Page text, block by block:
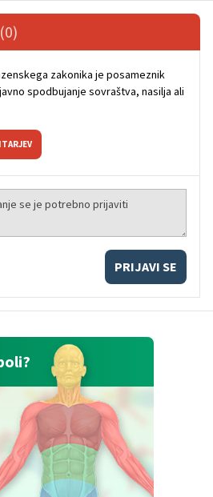
(0)
zakonika je posameznik
spodbujanje sovraštva, nasilja ali
PRIJAVI SE